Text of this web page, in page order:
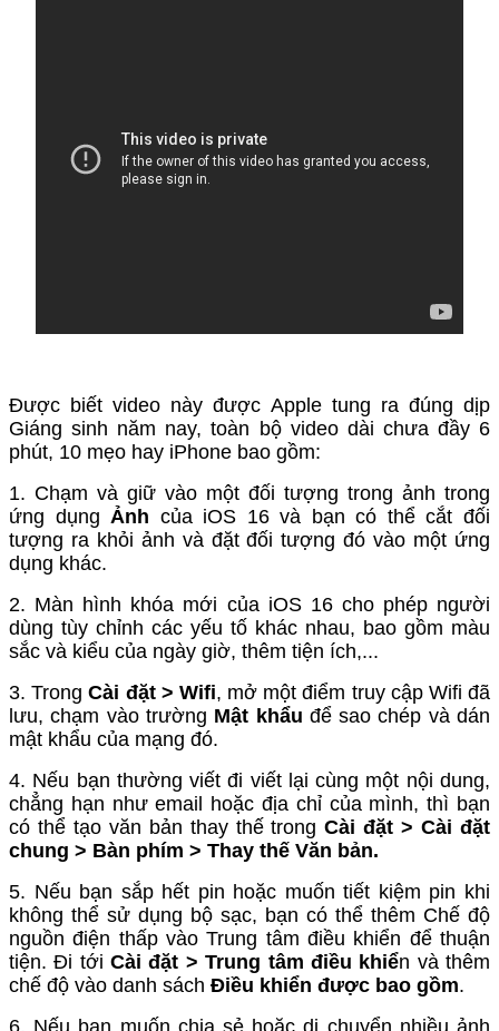
Được biết video này được Apple tung ra đúng dịp
Giáng sinh năm nay, toàn bộ video dài chưa đầy 6
phút, 10 mẹo hay iPhone bao gồm:
1. Chạm và giữ vào một đối tượng trong ảnh trong
ứng dụng Ảnh của iOS 16 và bạn có thể cắt đối
tượng ra khỏi ảnh và đặt đối tượng đó vào một ứng
dụng khác.
2. Màn hình khóa mới của iOS 16 cho phép người
dùng tùy chỉnh các yếu tố khác nhau, bao gồm màu
sắc và kiểu của ngày giờ, thêm tiện ích,...
3. TrongCài đặt > Wifi, mở một điểm truy cập Wifi đã
lưu, chạm vào trường Mật khẩu để sao chép và dán
mật khẩu của mạng đó.
4. Nếu bạn thường viết đi viết lại cùng một nội dung,
chẳng hạn như email hoặc địa chỉ của mình, thì bạn
có thể tạo văn bản thay thế trongCài đặt > Cài đặt
chung > Bàn phím > Thay thế Văn bản.
5. Nếu bạn sắp hết pin hoặc muốn tiết kiệm pin khi
không thể sử dụng bộ sạc, bạn có thể thêm Chế độ
nguồn điện thấp vào Trung tâm điều khiển để thuận
tiện. Đi tớiCài đặt > Trung tâm điều khiển và thêm
chế độ vào danh sách Điều khiển được bao gồm.
6. Nếu bạn muốn chia sẻ hoặc di chuyển nhiều ảnh